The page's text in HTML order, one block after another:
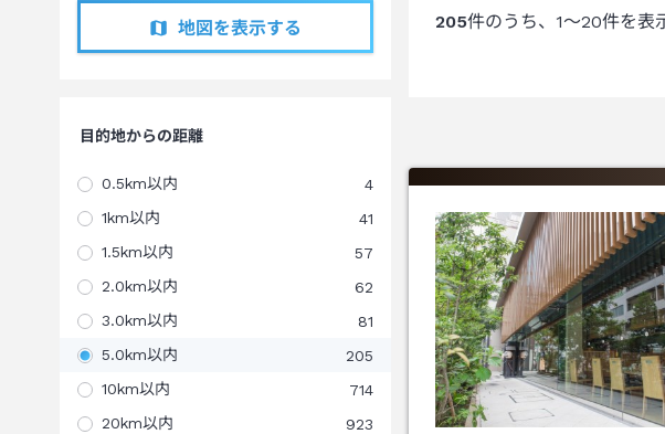
地図を表示する
目的地からの距離
0.5km以内
4
1km以内
41
1.5km以内
57
2.0km以内
62
3.0km以内
81
5.0km以内
205
10km以内
714
20km以内
923
205件のうち、 1～20件を表